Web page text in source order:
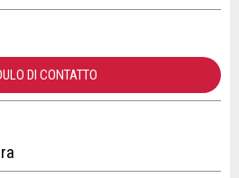
apprezzato!
è più valido
agli amici.
DI CONTATTO